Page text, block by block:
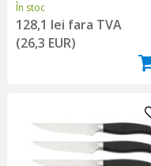
În stoc
128,1 lei fara TVA
(26,3 EUR)